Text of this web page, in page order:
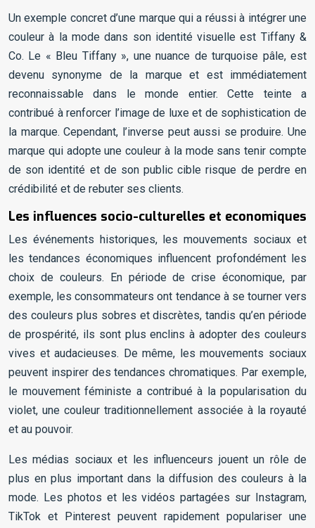
Un exemple concret d’une marque qui a réussi à intégrer une
couleur à la mode dans son identité visuelle est Tiffany &
Co. Le « Bleu Tiffany », une nuance de turquoise pâle, est
devenu synonyme de la marque et est immédiatement
reconnaissable dans le monde entier. Cette teinte a
contribué à renforcer l’image de luxe et de sophistication de
la marque. Cependant, l’inverse peut aussi se produire. Une
marque qui adopte une couleur à la mode sans tenir compte
de son identité et de son public cible risque de perdre en
crédibilité et de rebuter ses clients.
Les influences socio-culturelles et economiques
Les événements historiques, les mouvements sociaux et
les tendances économiques influencent profondément les
choix de couleurs. En période de crise économique, par
exemple, les consommateurs ont tendance à se tourner vers
des couleurs plus sobres et discrètes, tandis qu’en période
de prospérité, ils sont plus enclins à adopter des couleurs
vives et audacieuses. De même, les mouvements sociaux
peuvent inspirer des tendances chromatiques. Par exemple,
le mouvement féministe a contribué à la popularisation du
violet, une couleur traditionnellement associée à la royauté
et au pouvoir.
Les médias sociaux et les influenceurs jouent un rôle de
plus en plus important dans la diffusion des couleurs à la
mode. Les photos et les vidéos partagées sur Instagram,
TikTok et Pinterest peuvent rapidement populariser une